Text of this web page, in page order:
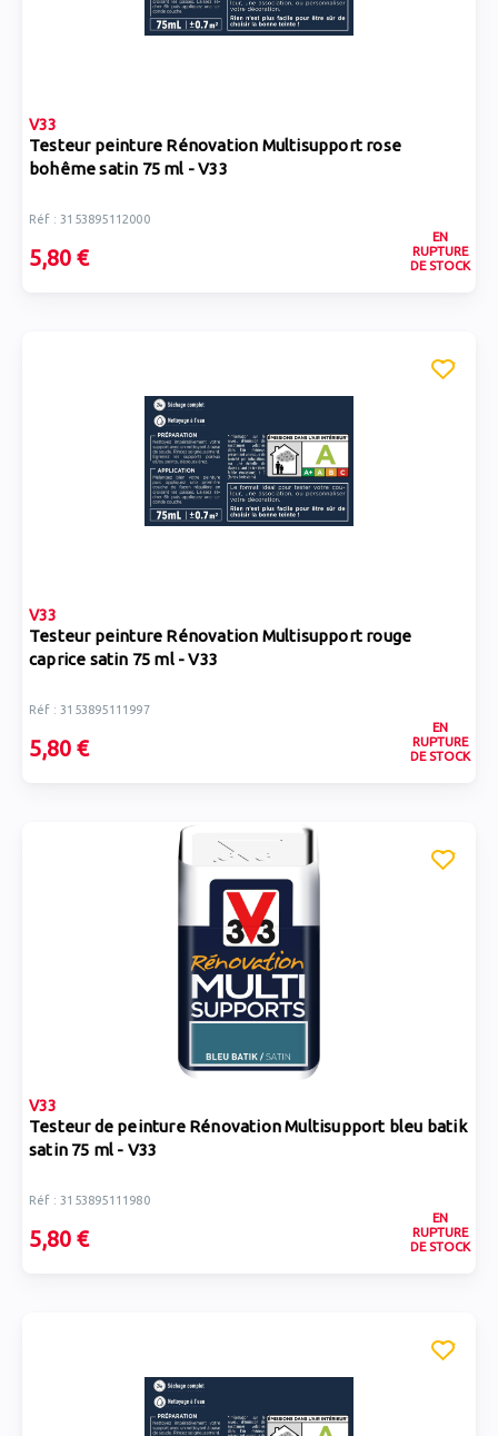
V33
Testeur peinture Rénovation Multisupport rose
bohême satin 75 ml - V33
Réf : 3153895112000
5,80 €
EN
RUPTURE
DE STOCK
V33
Testeur peinture Rénovation Multisupport rouge
caprice satin 75 ml - V33
Réf : 3153895111997
5,80 €
EN
RUPTURE
DE STOCK
V33
Testeur de peinture Rénovation Multisupport bleu batik
satin 75 ml - V33
Réf : 3153895111980
5,80 €
EN
RUPTURE
DE STOCK